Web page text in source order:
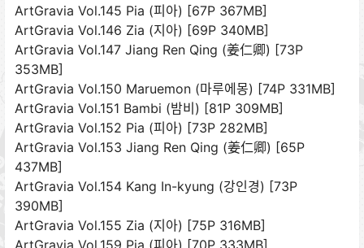
ArtGravia Vol.145 Pia (피아) [67P 367MB]
ArtGravia Vol.146 Zia (지아) [69P 340MB]
ArtGravia Vol.147 Jiang Ren Qing (姜仁卿) [73P
353MB]
ArtGravia Vol.150 Maruemon (마루에몽) [74P 331MB]
ArtGravia Vol.151 Bambi (밤비) [81P 309MB]
ArtGravia Vol.152 Pia (피아) [73P 282MB]
ArtGravia Vol.153 Jiang Ren Qing (姜仁卿) [65P
437MB]
ArtGravia Vol.154 Kang In-kyung (강인경) [73P
390MB]
ArtGravia Vol.155 Zia (지아) [75P 316MB]
ArtGravia Vol.159 Pia (피아) [70P 333MB]